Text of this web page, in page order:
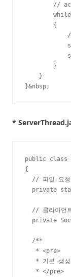
//
        {
        }
    }
}&nbsp;
*
public class
{
// 파일 요청
private
// 클라이언
private
  /**
   * <pre>
* 기본 생
   * </pre>